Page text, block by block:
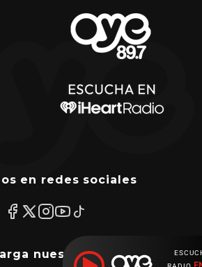
en redes sociales
nuestras apps